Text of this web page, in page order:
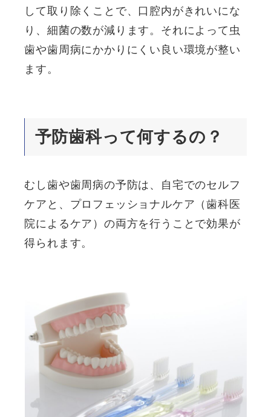
して取り除くことで、口腔内がきれいにな
り、細菌の数が減ります。それによって虫
歯や歯周病にかかりにくい良い環境が整い
ます。
予防歯科って何するの？
むし歯や歯周病の予防は、自宅でのセルフ
ケアと、プロフェッショナルケア（歯科医
院によるケア）の両方を行うことで効果が
得られます。